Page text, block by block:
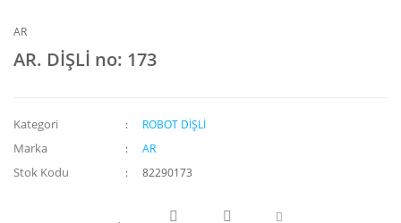
AR
AR. DİŞLİ no: 173
Kategori ROBOT DİŞLİ
Marka AR
Stok Kodu 82290173